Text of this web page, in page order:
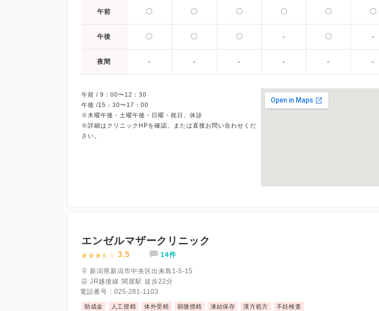
午前 〇 〇 〇 〇 〇 〇
午後 〇 〇 〇 - 〇 -
夜間 - - - - - -
午前 / 9：00〜12：30
午後 /15：30〜17：00
※木曜午後・土曜午後・日曜・祝日、休診
※詳細はクリニックHPを確認、または直接お問い合わせくだ
エンゼルマザークリニック
3.5 14件
新潟県新潟市中央区出来島1-5-15
JR越後線 関屋駅 徒歩22分
電話番号： 025-281-1103
助成金 人工授精 体外受精 顕微授精 凍結保存 漢方処方 不妊検査